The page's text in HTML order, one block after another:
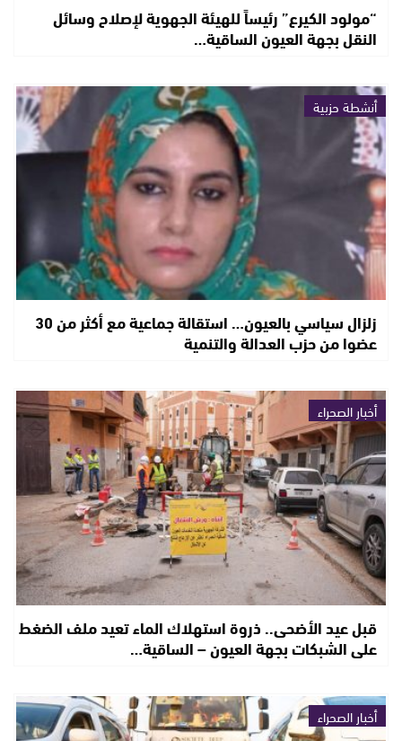
“مولود الكيرع” رئيساً للهيئة الجهوية لإصلاح وسائل
النقل بجهة العيون الساقية…
أنشطة حزبية
زلزال سياسي بالعيون… استقالة جماعية مع أكثر من 30
عضوا من حزب العدالة والتنمية
أخبار الصحراء
قبل عيد الأضحى.. ذروة استهلاك الماء تعيد ملف الضغط
على الشبكات بجهة العيون – الساقية…
أخبار الصحراء